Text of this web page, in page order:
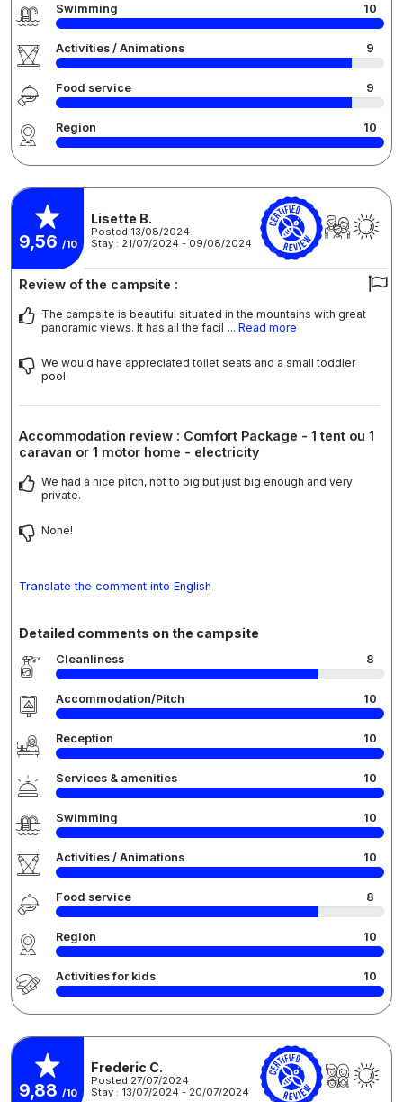
Swimming 10
Activities / Animations 9
Food service 9
Region 10
9,56 /10
Lisette B.
Posted 13/08/2024
Stay : 21/07/2024 - 09/08/2024
Review of the campsite :
The campsite is beautiful situated in the mountains with great
panoramic views. It has all the facil ... Read more
We would have appreciated toilet seats and a small toddler
pool.
Accommodation review : Comfort Package - 1 tent ou 1
caravan or 1 motor home - electricity
We had a nice pitch, not to big but just big enough and very
private.
None!
Translate the comment into English
Detailed comments on the campsite
Cleanliness 8
Accommodation/Pitch 10
Reception 10
Services & amenities 10
Swimming 10
Activities / Animations 10
Food service 8
Region 10
Activities for kids 10
9,88 /10
Frederic C.
Posted 27/07/2024
Stay : 13/07/2024 - 20/07/2024